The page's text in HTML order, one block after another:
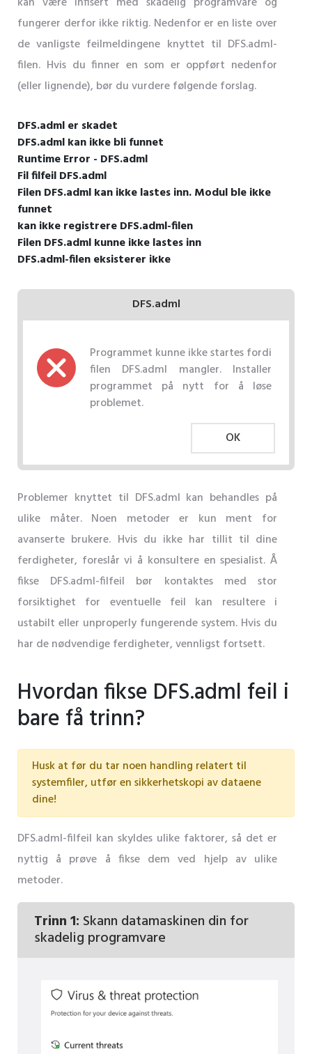
fungerer derfor ikke riktig. Nedenfor er en liste over
de vanligste feilmeldingene knyttet til DFS.adml-
filen. Hvis du finner en som er oppført nedenfor
(eller lignende), bør du vurdere følgende forslag.
DFS.adml er skadet
DFS.adml kan ikke bli funnet
Runtime Error - DFS.adml
Fil filfeil DFS.adml
Filen DFS.adml kan ikke lastes inn. Modul ble ikke
funnet
kan ikke registrere DFS.adml-filen
Filen DFS.adml kunne ikke lastes inn
DFS.adml-filen eksisterer ikke
DFS.adml
Programmet kunne ikke startes fordi
filen DFS.adml mangler. Installer
programmet på nytt for å løse
problemet.
OK
Problemer knyttet til DFS.adml kan behandles på
ulike måter. Noen metoder er kun ment for
avanserte brukere. Hvis du ikke har tillit til dine
ferdigheter, foreslår vi å konsultere en spesialist. Å
fikse DFS.adml-filfeil bør kontaktes med stor
forsiktighet for eventuelle feil kan resultere i
ustabilt eller unproperly fungerende system. Hvis du
har de nødvendige ferdigheter, vennligst fortsett.
Hvordan fikse DFS.adml feil i
bare få trinn?
Husk at før du tar noen handling relatert til
systemfiler, utfør en sikkerhetskopi av dataene
dine!
DFS.adml-filfeil kan skyldes ulike faktorer, så det er
nyttig å prøve å fikse dem ved hjelp av ulike
metoder.
Trinn 1: Skann datamaskinen din for
skadelig programvare